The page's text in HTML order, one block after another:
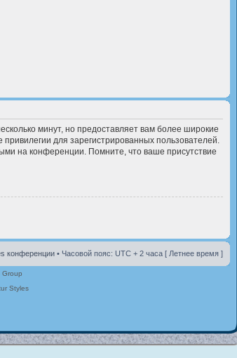
минут, но предоставляет вам более широкие
для зарегистрированных пользователей.
на конференции. Помните, что ваше присутствие
конференции• Часовой пояс: UTC + 2 часа [ Летнее время ]
Styles